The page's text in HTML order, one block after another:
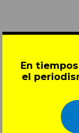
En
el